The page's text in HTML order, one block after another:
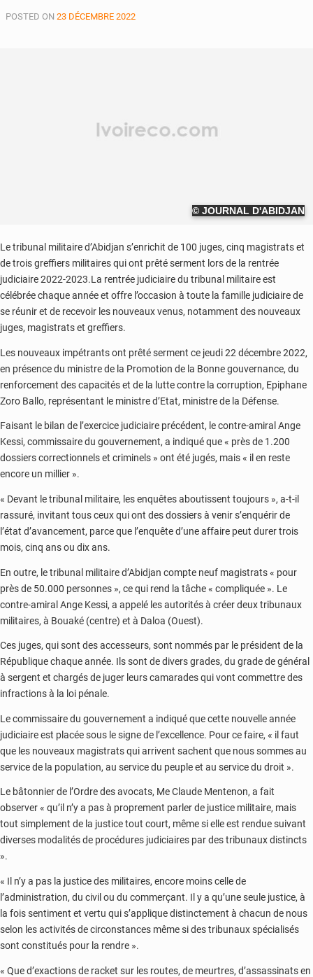
POSTED ON 23 DÉCEMBRE 2022
© JOURNAL D'ABIDJAN
Le tribunal militaire d’Abidjan s’enrichit de 100 juges, cinq magistrats et
de trois greffiers militaires qui ont prêté serment lors de la rentrée
judiciaire 2022-2023.La rentrée judiciaire du tribunal militaire est
célébrée chaque année et offre l’occasion à toute la famille judiciaire de
se réunir et de recevoir les nouveaux venus, notamment des nouveaux
juges, magistrats et greffiers.
Les nouveaux impétrants ont prêté serment ce jeudi 22 décembre 2022,
en présence du ministre de la Promotion de la Bonne gouvernance, du
renforcement des capacités et de la lutte contre la corruption, Epiphane
Zoro Ballo, représentant le ministre d’Etat, ministre de la Défense.
Faisant le bilan de l’exercice judiciaire précédent, le contre-amiral Ange
Kessi, commissaire du gouvernement, a indiqué que « près de 1.200
dossiers correctionnels et criminels » ont été jugés, mais « il en reste
encore un millier ».
« Devant le tribunal militaire, les enquêtes aboutissent toujours », a-t-il
rassuré, invitant tous ceux qui ont des dossiers à venir s’enquérir de
l’état d’avancement, parce que l’enquête d’une affaire peut durer trois
mois, cinq ans ou dix ans.
En outre, le tribunal militaire d’Abidjan compte neuf magistrats « pour
près de 50.000 personnes », ce qui rend la tâche « compliquée ». Le
contre-amiral Ange Kessi, a appelé les autorités à créer deux tribunaux
militaires, à Bouaké (centre) et à Daloa (Ouest).
Ces juges, qui sont des accesseurs, sont nommés par le président de la
République chaque année. Ils sont de divers grades, du grade de général
à sergent et chargés de juger leurs camarades qui vont commettre des
infractions à la loi pénale.
Le commissaire du gouvernement a indiqué que cette nouvelle année
judiciaire est placée sous le signe de l’excellence. Pour ce faire, « il faut
que les nouveaux magistrats qui arrivent sachent que nous sommes au
service de la population, au service du peuple et au service du droit ».
Le bâtonnier de l’Ordre des avocats, Me Claude Mentenon, a fait
observer « qu’il n’y a pas à proprement parler de justice militaire, mais
tout simplement de la justice tout court, même si elle est rendue suivant
diverses modalités de procédures judiciaires par des tribunaux distincts
».
« Il n’y a pas la justice des militaires, encore moins celle de
l’administration, du civil ou du commerçant. Il y a qu’une seule justice, à
la fois sentiment et vertu qui s’applique distinctement à chacun de nous
selon les activités de circonstances même si des tribunaux spécialisés
sont constitués pour la rendre ».
« Que d’exactions de racket sur les routes, de meurtres, d’assassinats en